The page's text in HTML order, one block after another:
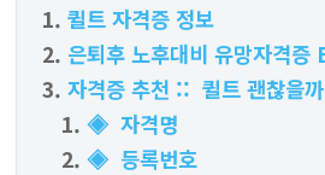
퀼트 자격증 정보
은퇴후 노후대비 유망자격증
자격증 추천 :: 퀼트 괜찮을까
◈ 자격명
◈ 등록번호